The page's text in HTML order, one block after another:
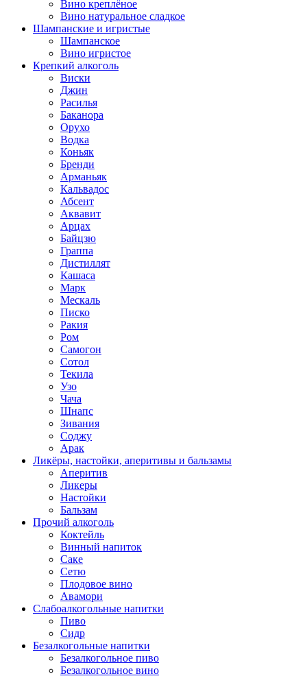
Вино креплёное
Вино натуральное сладкое
Шампанские и игристые
Шампанское
Вино игристое
Крепкий алкоголь
Виски
Джин
Расилья
Баканора
Орухо
Водка
Коньяк
Бренди
Арманьяк
Кальвадос
Абсент
Аквавит
Арцах
Байцзю
Граппа
Дистиллят
Кашаса
Марк
Мескаль
Писко
Ракия
Ром
Самогон
Сотол
Текила
Узо
Чача
Шнапс
Зивания
Соджу
Арак
Ликёры, настойки, аперитивы и бальзамы
Аперитив
Ликеры
Настойки
Бальзам
Прочий алкоголь
Коктейль
Винный напиток
Саке
Сетю
Плодовое вино
Авамори
Слабоалкогольные напитки
Пиво
Сидр
Безалкогольные напитки
Безалкогольное пиво
Безалкогольное вино